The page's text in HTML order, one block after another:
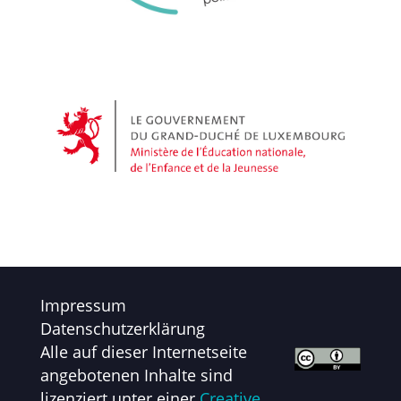
Impressum
Datenschutzerklärung
Alle auf dieser Internetseite
angebotenen Inhalte sind